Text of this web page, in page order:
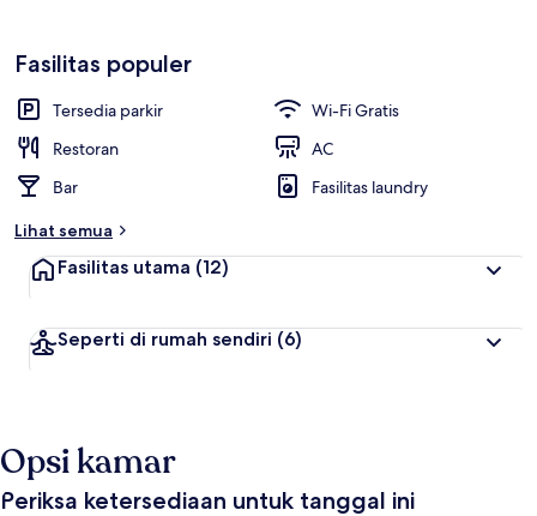
Fasilitas populer
Tersedia parkir
Wi-Fi Gratis
Restoran
AC
Bar
Fasilitas laundry
Lihat semua
Fasilitas utama (12)
Seperti di rumah sendiri (6)
Opsi kamar
Periksa ketersediaan untuk tanggal ini